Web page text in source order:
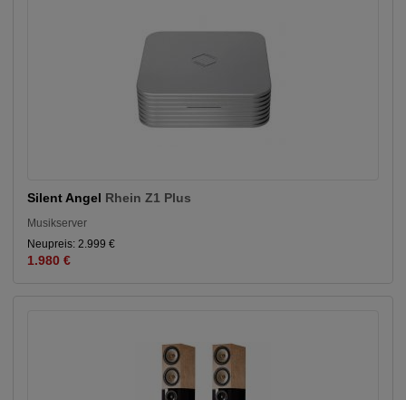
Silent Angel Rhein Z1 Plus
Musikserver
Neupreis: 2.999 €
1.980 €